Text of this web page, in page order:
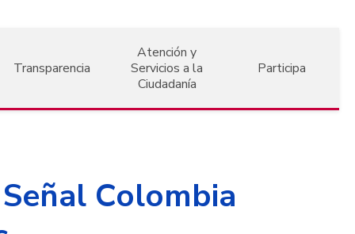
Transparencia
Atención y
Servicios a la
Ciudadanía
Participa
Colombia